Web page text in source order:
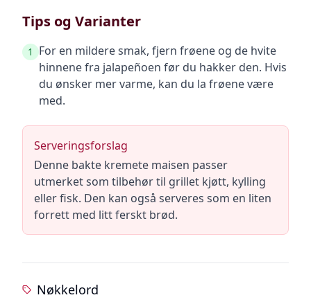
Tips og Varianter
1
For en mildere smak, fjern frøene og de hvite
hinnene fra jalapeñoen før du hakker den. Hvis
du ønsker mer varme, kan du la frøene være
med.
Serveringsforslag
Denne bakte kremete maisen passer
utmerket som tilbehør til grillet kjøtt, kylling
eller fisk. Den kan også serveres som en liten
forrett med litt ferskt brød.
Nøkkelord